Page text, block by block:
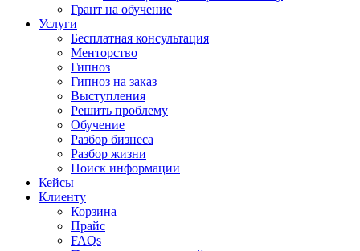
Грант на обучение
Услуги
Бесплатная консультация
Менторство
Гипноз
Гипноз на заказ
Выступления
Решить проблему
Обучение
Разбор бизнеса
Разбор жизни
Поиск информации
Кейсы
Клиенту
Корзина
Прайс
FAQs